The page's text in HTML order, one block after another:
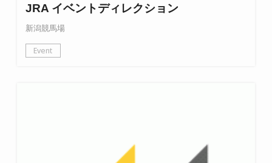
JRA イベントディレクション
新潟競馬場
Event